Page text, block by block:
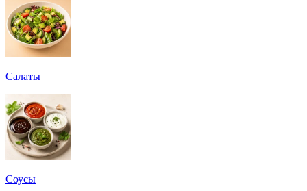
Салаты
Соусы